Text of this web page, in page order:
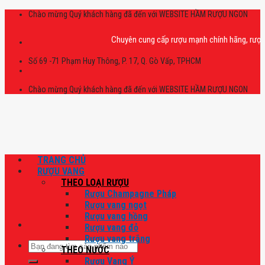
Skip
Chào mừng Quý khách hàng đã đến với WEBSITE HẦM RƯỢU NGON
Chuyên cung cấp rượu mạnh chính hãng, rượu
Số 69 -71 Phạm Huy Thông, P. 17, Q. Gò Vấp, TPHCM
Chào mừng Quý khách hàng đã đến với WEBSITE HẦM RƯỢU NGON
Tìm
kiếm:
TRANG CHỦ
RƯỢU VANG
THEO LOẠI RƯỢU
Rượu Champagne Pháp
Rượu vang ngọt
Rượu vang hồng
Rượu vang đỏ
Rượu vang trắng
THEO NƯỚC
Rượu Vang Ý